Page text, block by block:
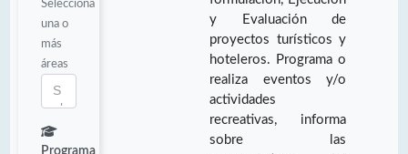
Selecciona
una o
más
áreas
Programa
y Evaluación de
proyectos turísticos y
hoteleros. Programa o
realiza eventos y/o
actividades
recreativas, informa
sobre las